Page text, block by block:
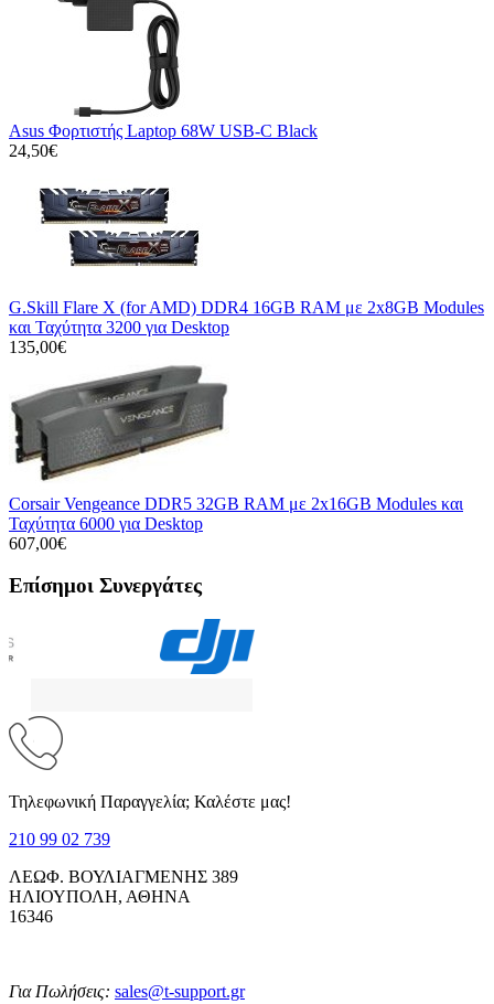
Asus Φορτιστής Laptop 68W USB-C Black
24,50€
G.Skill Flare X (for AMD) DDR4 16GB RAM με 2x8GB Modules
και Ταχύτητα 3200 για Desktop
135,00€
Corsair Vengeance DDR5 32GB RAM με 2x16GB Modules και
Ταχύτητα 6000 για Desktop
607,00€
Επίσημοι Συνεργάτες
Τηλεφωνική Παραγγελία; Καλέστε μας!
210 99 02 739
ΛΕΩΦ. ΒΟΥΛΙΑΓΜΕΝΗΣ 389
ΗΛΙΟΥΠΟΛΗ, ΑΘΗΝΑ
16346
Για Πωλήσεις: sales@t-support.gr